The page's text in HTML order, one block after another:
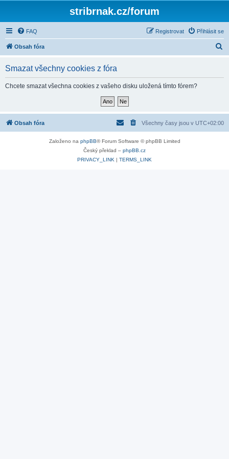
stribrnak.cz/forum
FAQ Přihlásit se
Registrovat
Obsah fóra
Smazat všechny cookies z fóra
Chcete smazat všechna cookies z vašeho disku uložená tímto fórem?
Obsah fóra Všechny časy jsou v UTC+02:00
Založeno na phpBB® Forum Software © phpBB Limited
Český překlad – phpBB.cz
PRIVACY_LINK | TERMS_LINK